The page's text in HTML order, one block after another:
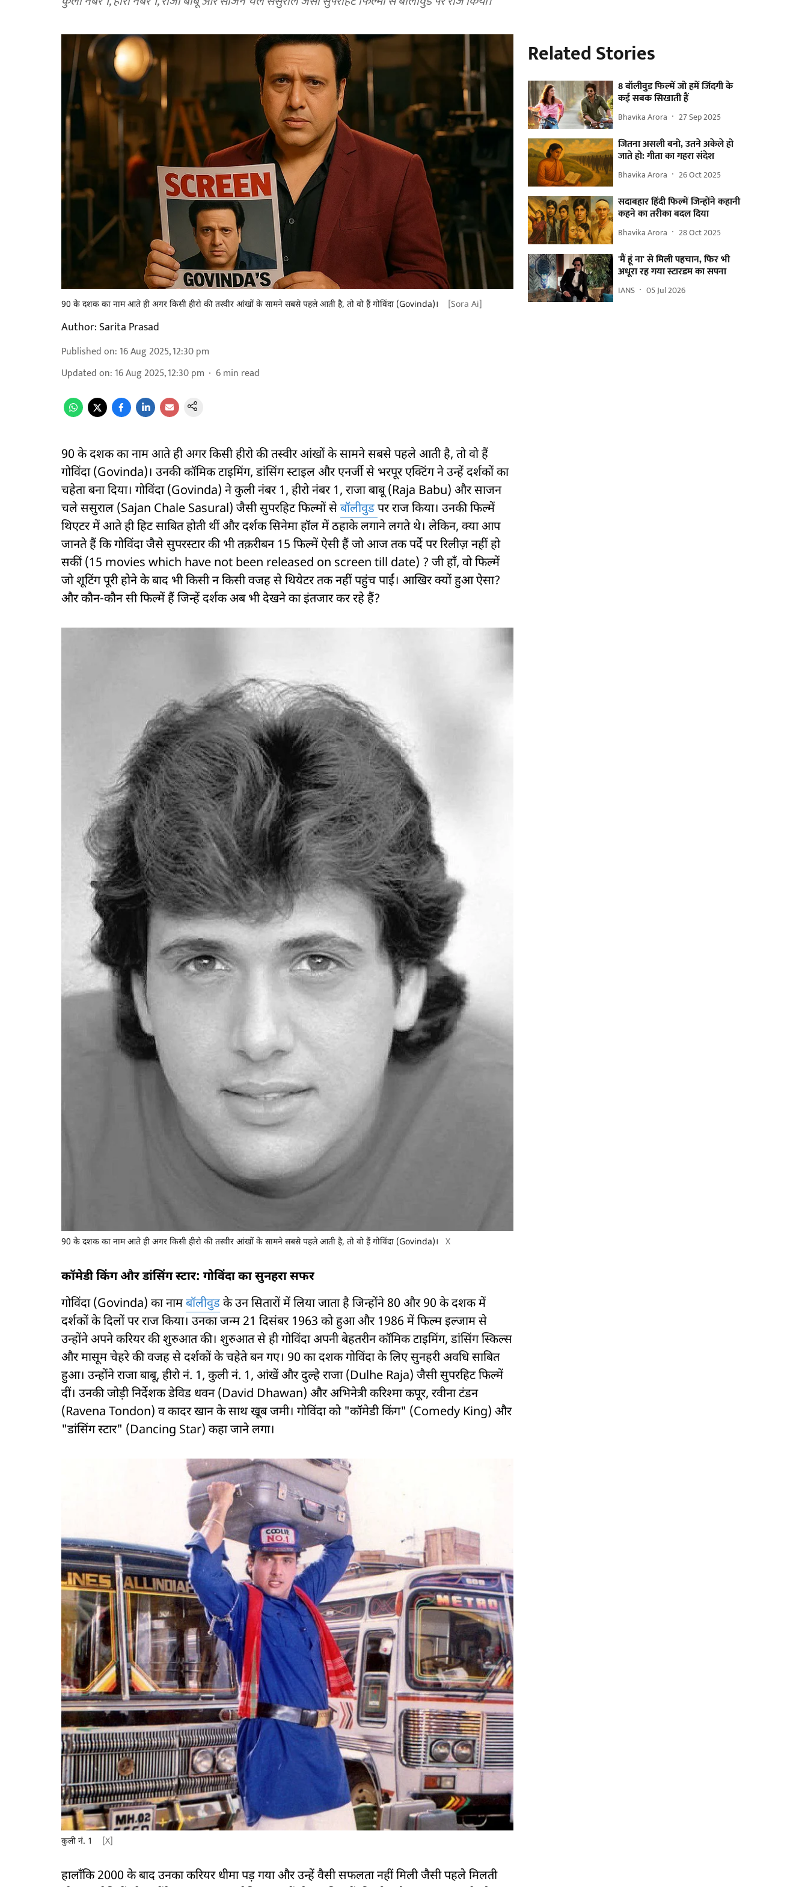
90 के दशक का नाम आते ही अगर किसी हीरो की तस्वीर आंखों के सामने सबसे पहले आती है, तो वो हैं गोविंदा (Govinda)। [Sora Ai]
Author:Sarita Prasad
Published on: 16 Aug 2025, 12:30 pm
Updated on: 16 Aug 2025, 12:30 pm 6min read
90 के दशक का नाम आते ही अगर किसी हीरो की तस्वीर आंखों के सामने सबसे पहले आती है, तो वो हैं
गोविंदा (Govinda)। उनकी कॉमिक टाइमिंग, डांसिंग स्टाइल और एनर्जी से भरपूर एक्टिंग ने उन्हें दर्शकों का
चहेता बना दिया। गोविंदा (Govinda) ने कुली नंबर 1, हीरो नंबर 1, राजा बाबू (Raja Babu) और साजन
चले ससुराल (Sajan Chale Sasural) जैसी सुपरहिट फिल्मों सेबॉलीवुडपर राज किया। उनकी फिल्में
थिएटर में आते ही हिट साबित होती थीं और दर्शक सिनेमा हॉल में ठहाके लगाने लगते थे। लेकिन, क्या आप
जानते हैं कि गोविंदा जैसे सुपरस्टार की भी तक़रीबन 15 फिल्में ऐसी हैं जो आज तक पर्दे पर रिलीज़ नहीं हो
सकीं (15 movies which have not been released on screen till date) ? जी हाँ, वो फिल्में
जो शूटिंग पूरी होने के बाद भी किसी न किसी वजह से थियेटर तक नहीं पहुंच पाईं। आखिर क्यों हुआ ऐसा?
और कौन-कौन सी फिल्में हैं जिन्हें दर्शक अब भी देखने का इंतजार कर रहे हैं?
90 के दशक का नाम आते ही अगर किसी हीरो की तस्वीर आंखों के सामने सबसे पहले आती है, तो वो हैं गोविंदा (Govinda)। X
कॉमेडी किंग और डांसिंग स्टार: गोविंदा का सुनहरा सफर
गोविंदा (Govinda) का नामबॉलीवुडके उन सितारों में लिया जाता है जिन्होंने 80 और 90 के दशक में
दर्शकों के दिलों पर राज किया। उनका जन्म 21 दिसंबर 1963 को हुआ और 1986 में फिल्म इल्जाम से
उन्होंने अपने करियर की शुरुआत की। शुरुआत से ही गोविंदा अपनी बेहतरीन कॉमिक टाइमिंग, डांसिंग स्किल्स
और मासूम चेहरे की वजह से दर्शकों के चहेते बन गए। 90 का दशक गोविंदा के लिए सुनहरी अवधि साबित
हुआ। उन्होंने राजा बाबू, हीरो नं. 1, कुली नं. 1, आंखें और दुल्हे राजा (Dulhe Raja) जैसी सुपरहिट फिल्में
दीं। उनकी जोड़ी निर्देशक डेविड धवन (David Dhawan) और अभिनेत्री करिश्मा कपूर, रवीना टंडन
(Ravena Tondon) व कादर खान के साथ खूब जमी। गोविंदा को "कॉमेडी किंग" (Comedy King) और
"डांसिंग स्टार" (Dancing Star) कहा जाने लगा।
कुली नं. 1 [X]
हालाँकि 2000 के बाद उनका करियर धीमा पड़ गया और उन्हें वैसी सफलता नहीं मिली जैसी पहले मिलती
Related Stories
8 बॉलीवुड फिल्में जो हमें जिंदगी के
कई सबक सिखाती हैं
Bhavika Arora 27 Sep 2025
जितना असली बनो, उतने अकेले हो
जाते हो: गीता का गहरा संदेश
Bhavika Arora 26 Oct 2025
सदाबहार हिंदी फिल्में जिन्होंने कहानी
कहने का तरीका बदल दिया
Bhavika Arora 28 Oct 2025
'मैं हूं ना' से मिली पहचान, फिर भी
अधूरा रह गया स्टारडम का सपना
IANS 05 Jul 2026